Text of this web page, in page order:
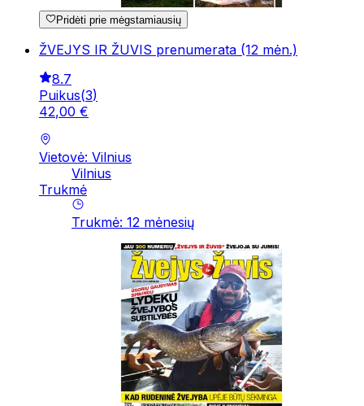
Pridėti prie mėgstamiausių
ŽVEJYS IR ŽUVIS prenumerata (12 mėn.)
8.7
Puikus(3)
42,00 €
Vietovė: Vilnius
Vilnius
Trukmė
Trukmė: 12 mėnesių